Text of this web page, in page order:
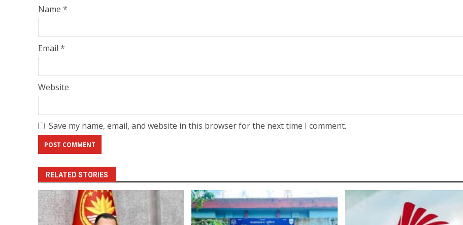
Name *
Email *
Website
Save my name, email, and website in this browser for the next time I comment.
RELATED STORIES